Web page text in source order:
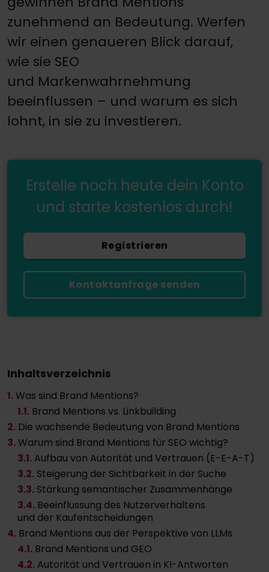
zunehmend an Bedeutung. Werfen
wir einen genaueren Blick darauf,
wie sie SEO
und Markenwahrnehmung
beeinflussen – und warum es sich
lohnt, in sie zu investieren.
Erstelle noch heute dein Konto
und starte kostenlos durch!
Registrieren
Kontaktanfrage senden
Inhaltsverzeichnis
1.Was sind Brand Mentions?
1.1. Brand Mentions vs. Linkbuilding
2. Die wachsende Bedeutung von Brand Mentions
3.Warum sind Brand Mentions für SEO wichtig?
3.1. Aufbau von Autorität und Vertrauen (E-E-A-T)
3.2. Steigerung der Sichtbarkeit in der Suche
3.3. Stärkung semantischer Zusammenhänge
3.4. Beeinflussung des Nutzerverhaltens
und der Kaufentscheidungen
4. Brand Mentions aus der Perspektive von LLMs
4.1. Brand Mentions und GEO
4.2. Autorität und Vertrauen in KI-Antworten